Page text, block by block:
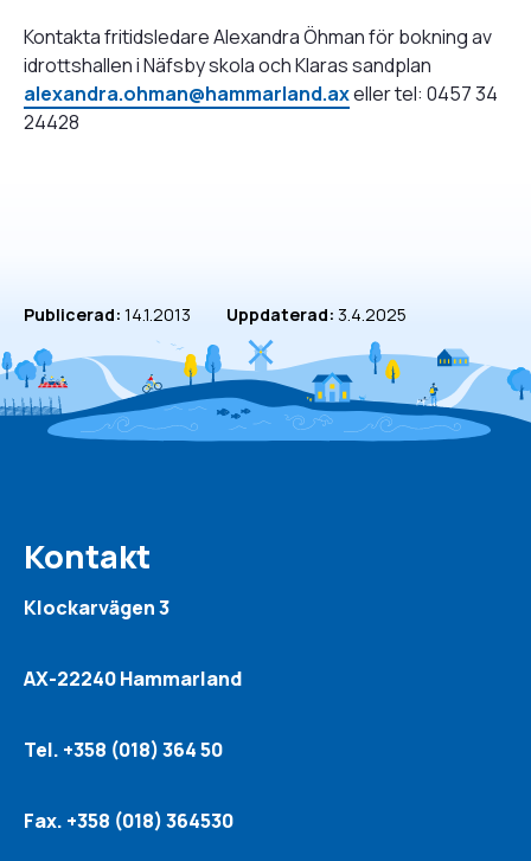
Kontakta fritidsledare Alexandra Öhman för bokning av
idrottshallen i Näfsby skola och Klaras sandplan
alexandra.ohman@hammarland.axeller tel: 0457 34
24428
Publicerad: 14.1.2013 Uppdaterad: 3.4.2025
Kontakt
Klockarvägen 3
AX-22240 Hammarland
Tel. +358 (018) 364 50
Fax. +358 (018) 364530